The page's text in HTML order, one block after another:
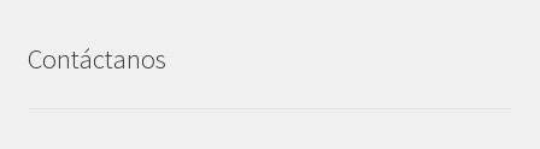
Contáctanos